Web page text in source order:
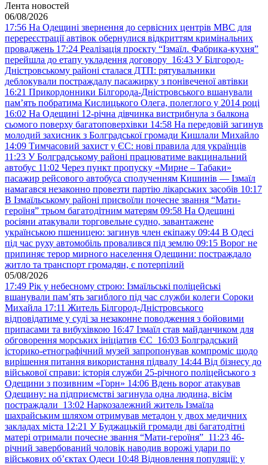
Лента новостей
06/08/2026
17:56 На Одещині звернення до сервісних центрів МВС для
перереєстрації автівок обернулися відкриттям кримінальних
проваджень 17:24 Реалізація проєкту “Ізмаїл. Фабрика-кухня”
перейшла до етапу укладення договору 16:43 У Білгород-
Дністровському районі сталася ДТП: рятувальники
деблокували постраждалу пасажирку з понівеченої автівки
16:21 Прикордонники Білгорода-Дністровського вшанували
пам’ять побратима Кислицького Олега, полеглого у 2014 році
16:02 На Одещині 12-річна дівчинка вистрибнула з балкона
сьомого поверху багатоповерхівки 14:58 На передовій загинув
молодий захисник з Болградської громади Кишлали Михайло
14:09 Тимчасовий захист у ЄС: нові правила для українців
11:23 У Болградському районі працюватиме вакцинальний
автобус 11:02 Через пункт пропуску «Мирне – Табаки»
пасажир рейсового автобуса сполученням Кишинів — Ізмаїл
намагався незаконно провезти партію лікарських засобів 10:17
В Ізмаїльському районі присвоїли почесне звання “Мати-
героїня” трьом багатодітним матерям 09:58 На Одещині
росіяни атакували торговельне судно, завантажене
українською пшеницею: загинув член екіпажу 09:44 В Одесі
під час руху автомобіль провалився під землю 09:15 Ворог не
припиняє терор мирного населення Одещини: постраждало
житло та транспорт громадян, є потерпілий
05/08/2026
17:49 Рік у небесному строю: Ізмаїльські поліцейські
вшанували пам’ять загиблого під час служби колеги Сороки
Михайла 17:11 Житель Білгород-Дністровського
відповідатиме у суді за незаконне поводження з бойовими
припасами та вибухівкою 16:47 Ізмаїл став майданчиком для
обговорення морських ініціатив ЄС 16:03 Болградський
історико-етнографічний музей запропонував компроміс щодо
вирішення питання використання підвалу 14:44 Від бізнесу до
військової справи: історія служби 25-річного поліцейського з
Одещини з позивним «Горн» 14:06 Вдень ворог атакував
Одещину: на підприємстві загинула одна людина, вісім
постраждали 13:02 Наркозалежний житель Ізмаїла
шахрайським шляхом отримував метадон у двох медичних
закладах міста 12:21 У Буджацькій громади дві багатодітні
матері отримали почесне звання “Мати-героїня” 11:23 46-
річний завербований чоловік наводив ворожі удари по
військових обʼєктах Одеси 10:48 Відновлення популяції: у